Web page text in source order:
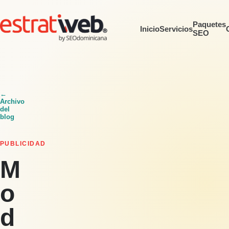
InicioServiciosPaquetes
SEO
←
Archivo
del
blog
PUBLICIDAD
M
o
d